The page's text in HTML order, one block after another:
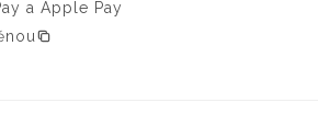
a Apple Pay